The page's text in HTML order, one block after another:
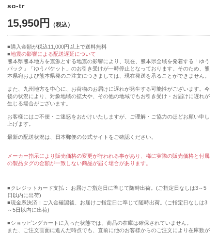
so-tr
15,950円
購入金額が税込11,000円以上で送料無料
地震の影響による配送遅延について
熊本県熊本地方を震源とする地震の影響により、現在、熊本県全域を発着する「ゆう
パック」「ゆうパケット」のお引き受けが一時停止となっております。そのため、熊
本県宛および熊本県発のご注文につきましては、現在発送を承ることができません。
また、九州地方を中心に、お荷物のお届けに遅れが発生する可能性がございます。今
後の状況により、対象地域の拡大や、その他の地域でもお引き受け・お届けに遅れが
生じる場合がございます。
お客様にはご不便・ご迷惑をおかけいたしますが、ご理解・ご協力のほどお願い申し
上げます。
最新の配送状況は、日本郵便の公式サイトをご確認ください。
メーカー指示により販売価格の変更が行われる事があり、稀に実際の販売価格と付属
の製品タグの金額が一致しない商品が届く場合があります。
-----------------------------
■クレジットカード支払： お届けご指定日に準じて随時出荷。(ご指定日なしは3～5
日以内に出荷)
■現金系決済：ご入金確認後、お届けご指定日に準じて随時出荷。(ご指定日なしは3
～5日以内に出荷)
■ショッピングカートに入った状態では、商品の在庫は確保されていません。
また、ご注文画面に進んだ時点でも、直前に他のお客様からのご注文により在庫数が